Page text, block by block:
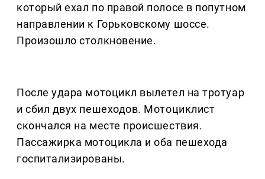
который ехал по правой полосе в попутном
направлении к Горьковскому шоссе.
Произошло столкновение.
После удара мотоцикл вылетел на тротуар
и сбил двух пешеходов. Мотоциклист
скончался на месте происшествия.
Пассажирка мотоцикла и оба пешехода
госпитализированы.